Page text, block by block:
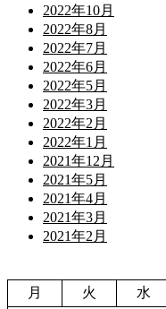
2022年10月
2022年8月
2022年7月
2022年6月
2022年5月
2022年3月
2022年2月
2022年1月
2021年12月
2021年5月
2021年4月
2021年3月
2021年2月
月
火 水